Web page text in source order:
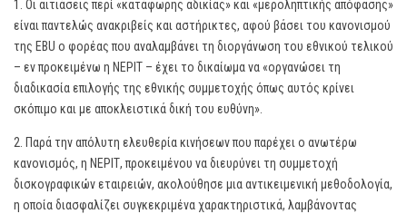
1. Οι αιτιάσεις περί «κατάφωρης αδικίας» και «μεροληπτικής απόφασης»
είναι παντελώς ανακριβείς και αστήρικτες, αφού βάσει του κανονισμού
της EBU ο φορέας που αναλαμβάνει τη διοργάνωση του εθνικού τελικού
– εν προκειμένω η ΝΕΡΙΤ – έχει το δικαίωμα να «οργανώσει τη
διαδικασία επιλογής της εθνικής συμμετοχής όπως αυτός κρίνει
σκόπιμο και με αποκλειστικά δική του ευθύνη».
2. Παρά την απόλυτη ελευθερία κινήσεων που παρέχει ο ανωτέρω
κανονισμός, η ΝΕΡΙΤ, προκειμένου να διευρύνει τη συμμετοχή
δισκογραφικών εταιρειών, ακολούθησε μια αντικειμενική μεθοδολογία,
η οποία διασφαλίζει συγκεκριμένα χαρακτηριστικά, λαμβάνοντας